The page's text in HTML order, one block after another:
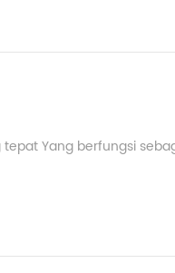
Yang berfungsi